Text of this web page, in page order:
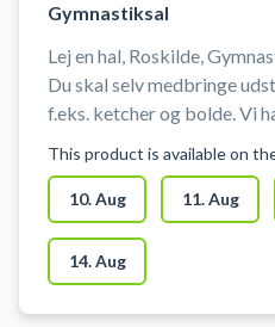
Gymnastiksal
Lej en hal, Roskilde,
Du skal selv medbringe
f.eks. ketcher og bolde. Vi
net op og ned i bookingstiden.
og mål er placeret i det
redskabsrum inde i hallen,
længst til højre for
Der er omklædningsrum og
rådighed.
This product is available on
10. Aug 11. Aug
14. Aug